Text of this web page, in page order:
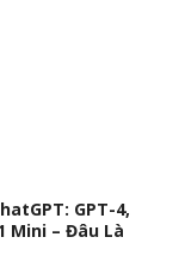
GPT-4,
Mini – Đâu Là